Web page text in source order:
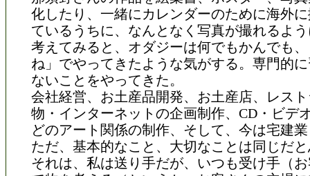
化したり、一緒にカレンダーのために海外
ているうちに、なんとなく写真が撮れるよ
考えてみると、オダジーは何でもかんでも
ね」でやってきたような気がする。専門的
ないことをやってきた。
会社経営、お土産品開発、お土産店、レス
物・インターネットの企画制作、CD・ビデ
どのアート関係の制作、そして、今は宅建
ただ、基本的なこと、大切なことは同じだ
それは、私は送り手だが、いつも受け手（